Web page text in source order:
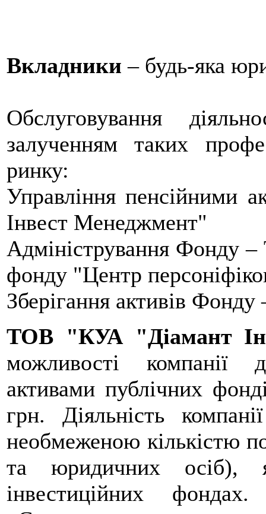
Вкладники – будь-яка
Обслуговування
залученням таких
ринку:
Управління
Інвест Менеджмент"
Адміністрування Фонду
фонду "Центр
Зберігання активів
ТОВ "КУА "Діамант
можливості компанії
активами публічних
грн. Діяльність
необмеженою кількістю
та юридичних осіб),
інвестиційних